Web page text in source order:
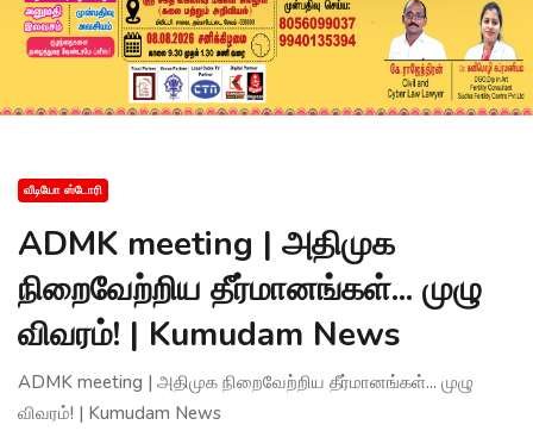
வீடியோ ஸ்டோரி
ADMK meeting | அதிமுக
நிறைவேற்றிய தீர்மானங்கள்... முழு
விவரம்! | Kumudam News
ADMK meeting | அதிமுக நிறைவேற்றிய தீர்மானங்கள்... முழு
விவரம்! | Kumudam News